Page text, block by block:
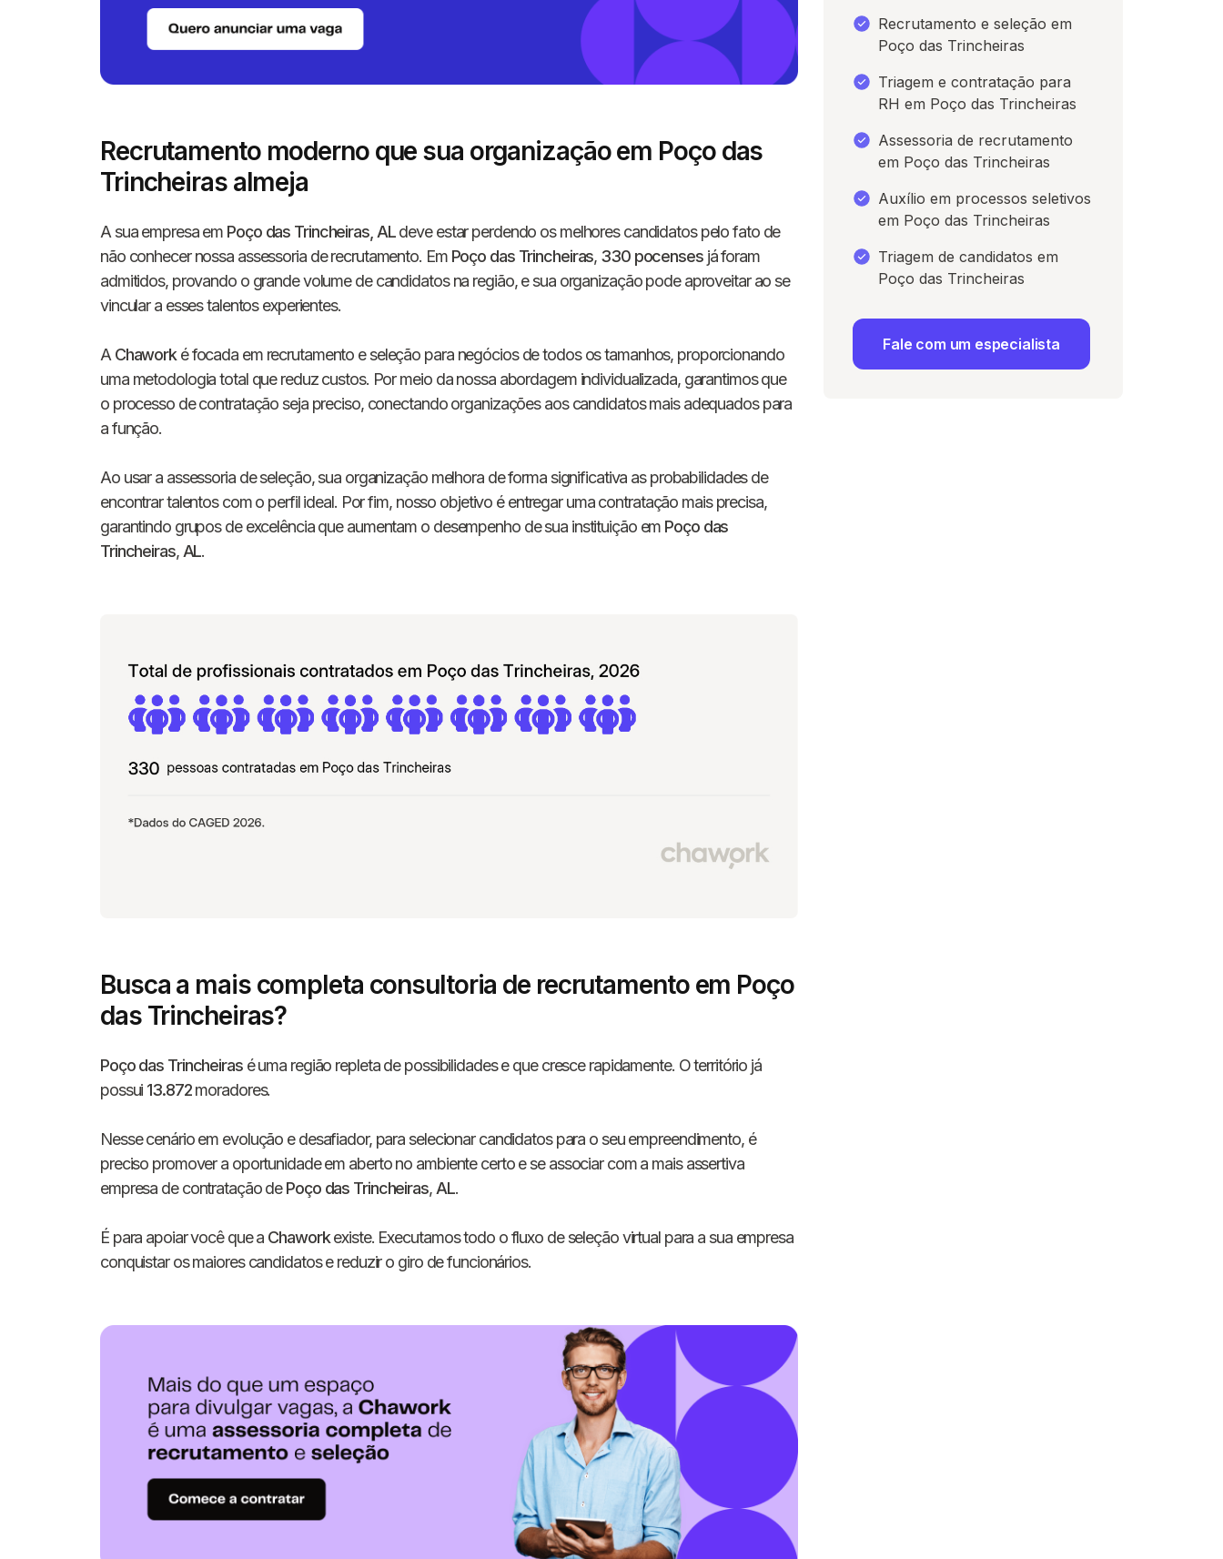
Recrutamento moderno que sua organização em Poço das
Trincheiras almeja
A sua empresa em Poço das Trincheiras, ALdeve estar perdendo os melhores candidatos pelo fato de
não conhecer nossa assessoria de recrutamento. Em Poço das Trincheiras, 330 pocensesjá foram
admitidos, provando o grande volume de candidatos na região, e sua organização pode aproveitar ao se
vincular a esses talentos experientes.
A Chawork é focada em recrutamento e seleção para negócios de todos os tamanhos, proporcionando
uma metodologia total que reduz custos. Por meio da nossa abordagem individualizada, garantimos que
o processo de contratação seja preciso, conectando organizações aos candidatos mais adequados para
a função.
Ao usar a assessoria de seleção, sua organização melhora de forma significativa as probabilidades de
encontrar talentos com o perfil ideal. Por fim, nosso objetivo é entregar uma contratação mais precisa,
garantindo grupos de excelência que aumentam o desempenho de sua instituição em Poço das
Trincheiras, AL.
Busca a mais completa consultoria de recrutamento em Poço
das Trincheiras?
Poço das Trincheirasé uma região repleta de possibilidades e que cresce rapidamente. O território já
possui 13.872moradores.
Nesse cenário em evolução e desafiador, para selecionar candidatos para o seu empreendimento, é
preciso promover a oportunidade em aberto no ambiente certo e se associar com a mais assertiva
empresa de contratação dePoço das Trincheiras,AL.
É para apoiar você que a Chaworkexiste. Executamos todo o fluxo de seleção virtual para a sua empresa
conquistar os maiores candidatos e reduzir o giro de funcionários.
Recrutamento e seleção em
Poço das Trincheiras
Triagem e contratação para
RH em Poço das Trincheiras
Assessoria de recrutamento
em Poço das Trincheiras
Auxílio em processos seletivos
em Poço das Trincheiras
Triagem de candidatos em
Poço das Trincheiras
Fale com um especialista
Informe seus dados para conversar
Nome completo
Nome da empresa